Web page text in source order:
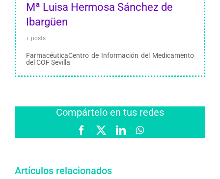
Mª Luisa Hermosa Sánchez de
Ibargüen
+ posts
FarmacéuticaCentro de Información del Medicamento
del COF Sevilla
Compártelo en tus redes
FacebookLinkedInWhatsApp
Artículos relacionados